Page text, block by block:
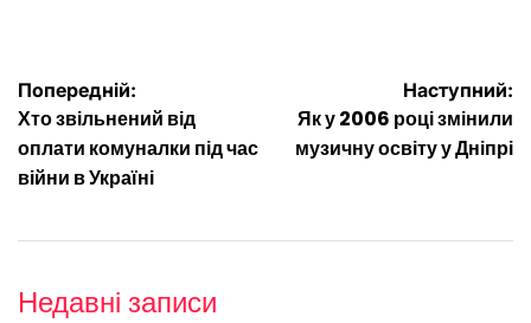
Навігація
записів
Попередній:
Хто звільнений від
оплати комуналки під час
війни в Україні
Наступний:
Як у 2006 році змінили
музичну освіту у Дніпрі
Недавні записи